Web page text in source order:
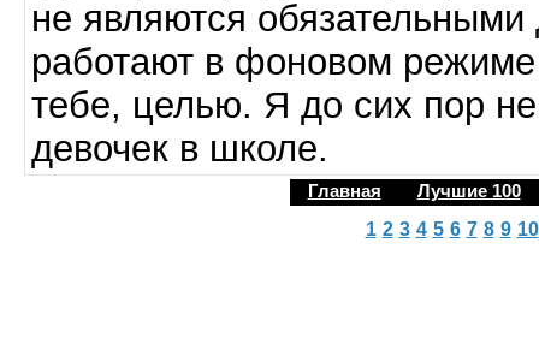
не являются
работают в фоновом режиме
тебе, целью. Я до сих пор
девочек в школе.
Главная Лучшие 100
1 2 3 4 5 6 7 8 9 10